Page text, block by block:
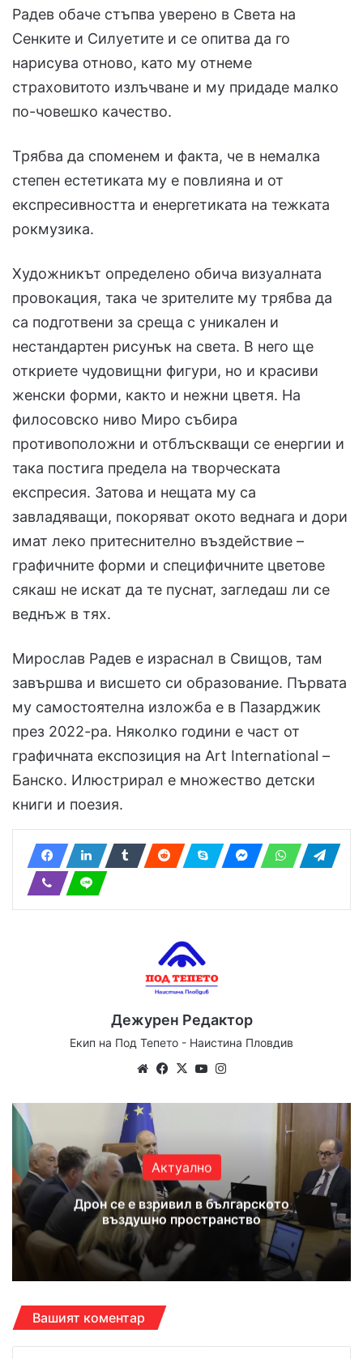
Радев обаче стъпва уверено в Света на
Сенките и Силуетите и се опитва да го
нарисува отново, като му отнеме
страховитото излъчване и му придаде малко
по-човешко качество.
Трябва да споменем и факта, че в немалка
степен естетиката му е повлияна и от
експресивността и енергетиката на тежката
рокмузика.
Художникът определено обича визуалната
провокация, така че зрителите му трябва да
са подготвени за среща с уникален и
нестандартен рисунък на света. В него ще
откриете чудовищни фигури, но и красиви
женски форми, както и нежни цветя. На
филосовско ниво Миро събира
противоположни и отблъскващи се енергии и
така постига предела на творческата
експресия. Затова и нещата му са
завладяващи, покоряват окото веднага и дори
имат леко притеснително въздействие –
графичните форми и специфичните цветове
сякаш не искат да те пуснат, загледаш ли се
веднъж в тях.
Мирослав Радев е израснал в Свищов, там
завършва и висшето си образование. Първата
му самостоятелна изложба е в Пазарджик
през 2022-ра. Няколко години е част от
графичната експозиция на Аrt International –
Банско. Илюстрирал е множество детски
книги и поезия.
Дежурен Редактор
Екип на Под Тепето - Наистина Пловдив
WebsiteFacebook
X YouTube
Актуално
Дрон се е взривил в българското
въздушно пространство
Вашият коментар